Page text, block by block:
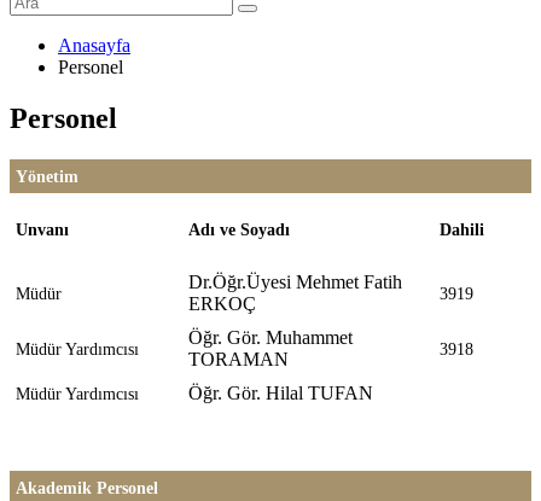
Anasayfa
Personel
Personel
Yönetim
Unvanı Adı ve Soyadı Dahili
Müdür
Dr.Öğr.Üyesi Mehmet Fatih
ERKOÇ
3919
Müdür Yardımcısı
Öğr. Gör. Muhammet
TORAMAN
3918
Müdür Yardımcısı Öğr. Gör. Hilal TUFAN
Akademik Personel